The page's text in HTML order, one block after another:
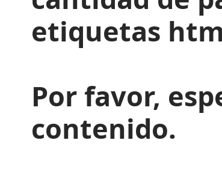
etiquetas
Por favor,
contenido.